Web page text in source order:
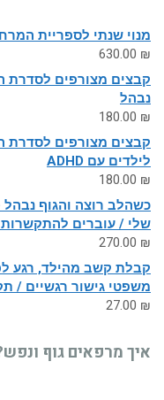
מנוי שנתי לספריית
630.00 ₪
קבצים מצורפים לסדרת
נבהל
180.00 ₪
קבצים מצורפים לסדרת
לילדים עם ADHD
180.00 ₪
כשהלב רוצה והגוף
שלי / עוברים
270.00 ₪
קבלת קשב מהילד, רגע
משפטי גישור רגשיים /
27.00 ₪
איך מרפאים גוף